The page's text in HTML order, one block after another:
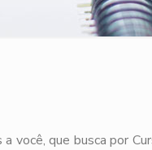
você, que busca por